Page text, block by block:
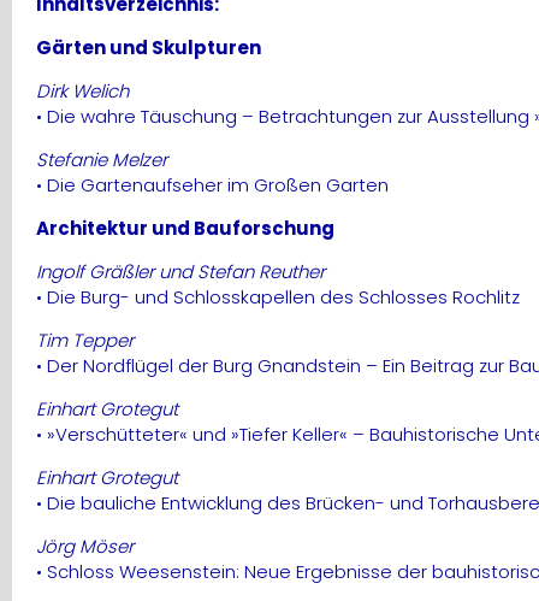
Gärten und Skulpturen
Dirk Welich
• Die wahre Täuschung – Betrachtungen zur Ausstellung
Stefanie Melzer
• Die Gartenaufseher im Großen Garten
Architektur und Bauforschung
Ingolf Gräßler und Stefan Reuther
• Die Burg- und Schlosskapellen des Schlosses Rochlitz
Tim Tepper
• Der Nordflügel der Burg Gnandstein – Ein Beitrag zur
Einhart Grotegut
• »Verschütteter« und »Tiefer Keller« – Bauhistorische
Einhart Grotegut
• Die bauliche Entwicklung des Brücken- und
Jörg Möser
• Schloss Weesenstein: Neue Ergebnisse der